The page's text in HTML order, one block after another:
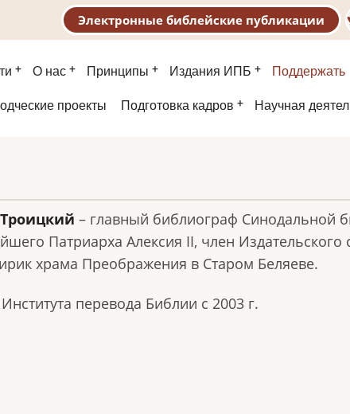
Электронные библейские публикации
О нас Принципы Издания ИПБ Поддержать
проекты Подготовка кадров Научная
– главный библиограф Синодальной
Патриарха Алексия II, член Издательского
храма Преображения в Старом Беляеве.
перевода Библии с 2003 г.